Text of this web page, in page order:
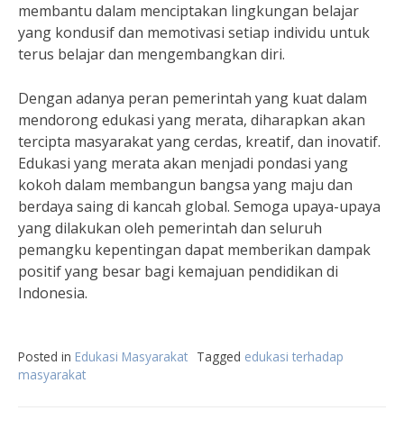
membantu dalam menciptakan lingkungan belajar
yang kondusif dan memotivasi setiap individu untuk
terus belajar dan mengembangkan diri.
Dengan adanya peran pemerintah yang kuat dalam
mendorong edukasi yang merata, diharapkan akan
tercipta masyarakat yang cerdas, kreatif, dan inovatif.
Edukasi yang merata akan menjadi pondasi yang
kokoh dalam membangun bangsa yang maju dan
berdaya saing di kancah global. Semoga upaya-upaya
yang dilakukan oleh pemerintah dan seluruh
pemangku kepentingan dapat memberikan dampak
positif yang besar bagi kemajuan pendidikan di
Indonesia.
Posted in Edukasi Masyarakat Tagged edukasi terhadap
masyarakat